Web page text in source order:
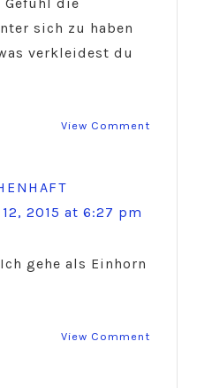
Gefühl die
sich zu haben
verkleidest du
View Comment
2015 at 6:27 pm
gehe als Einhorn
View Comment